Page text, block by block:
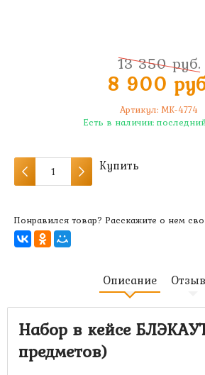
13 350 руб.
8 900
Артикул: MK-4774
Есть в наличии:
Купить
Понравился товар? Расскажите о нем
Описание
Набор в кейсе
предметов)